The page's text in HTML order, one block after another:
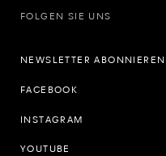
FOLGEN SIE UNS
NEWSLETTER ABONNIEREN
FACEBOOK
INSTAGRAM
YOUTUBE